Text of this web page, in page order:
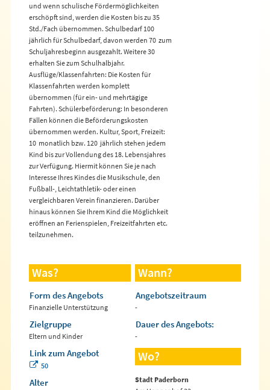
und wenn schulische Fördermöglichkeiten
erschöpft sind, werden die Kosten bis zu 35
Std./Fach übernommen. Schulbedarf 100 
jährlich für Schulbedarf, davon werden 70  zum
Schuljahresbeginn ausgezahlt. Weitere 30 
erhalten Sie zum Schulhalbjahr.
Ausflüge/Klassenfahrten: Die Kosten für
Klassenfahrten werden komplett
übernommen (für ein- und mehrtägige
Fahrten). Schülerbeförderung: In besonderen
Fällen können die Beförderungskosten
übernommen werden. Kultur, Sport, Freizeit:
10  monatlich bzw. 120  jährlich stehen jedem
Kind bis zur Vollendung des 18. Lebensjahres
zur Verfügung. Hiermit können Sie je nach
Interesse Ihres Kindes die Musikschule, den
Fußball-, Leichtathletik- oder einen
vergleichbaren Verein finanzieren. Darüber
hinaus können Sie Ihrem Kind die Möglichkeit
eröffnen an Ferienspielen, Freizeitfahrten etc.
teilzunehmen.
Was?
Form des Angebots
Finanzielle Unterstützung
Zielgruppe
Eltern und Kinder
Link zum Angebot
50
Alter
Wann?
Angebotszeitraum
-
Dauer des Angebots:
-
Wo?
Stadt Paderborn